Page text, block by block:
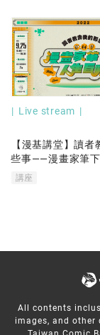
Live stream
【漫基講堂】讀者
些事——漫畫家筆
講座
All contents
images, and